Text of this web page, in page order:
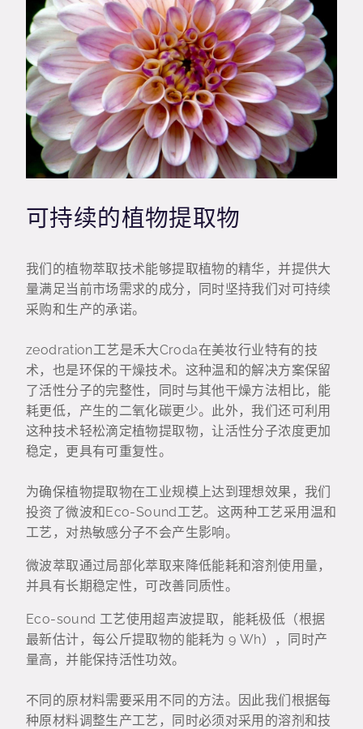
可持续的植物提取物
我们的植物萃取技术能够提取植物的精华，并提供大
量满足当前市场需求的成分，同时坚持我们对可持续
采购和生产的承诺。
zeodration工艺是禾大Croda在美妆行业特有的技
术，也是环保的干燥技术。这种温和的解决方案保留
了活性分子的完整性，同时与其他干燥方法相比，能
耗更低，产生的二氧化碳更少。此外，我们还可利用
这种技术轻松滴定植物提取物，让活性分子浓度更加
稳定，更具有可重复性。
为确保植物提取物在工业规模上达到理想效果，我们
投资了微波和Eco-Sound工艺。这两种工艺采用温和
工艺，对热敏感分子不会产生影响。
微波萃取通过局部化萃取来降低能耗和溶剂使用量，
并具有长期稳定性，可改善同质性。
Eco-sound 工艺使用超声波提取，能耗极低（根据
最新估计，每公斤提取物的能耗为 9 Wh），同时产
量高，并能保持活性功效。
不同的原材料需要采用不同的方法。因此我们根据每
种原材料调整生产工艺，同时必须对采用的溶剂和技